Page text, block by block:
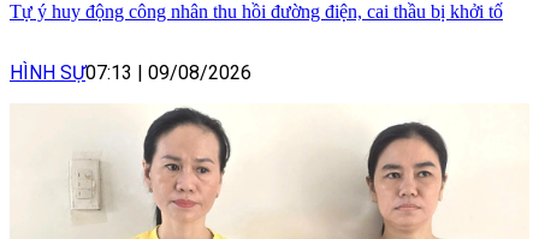
Tự ý huy động công nhân thu hồi đường điện, cai thầu bị khởi tố
HÌNH SỰ07:13 09/08/2026